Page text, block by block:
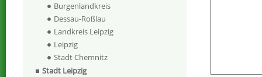
Burgenlandkreis
Dessau-Roßlau
Landkreis Leipzig
Leipzig
Stadt Chemnitz
Stadt Leipzig